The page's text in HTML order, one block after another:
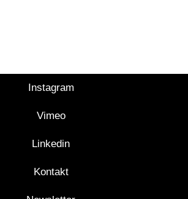
Instagram
Vimeo
Linkedin
Kontakt